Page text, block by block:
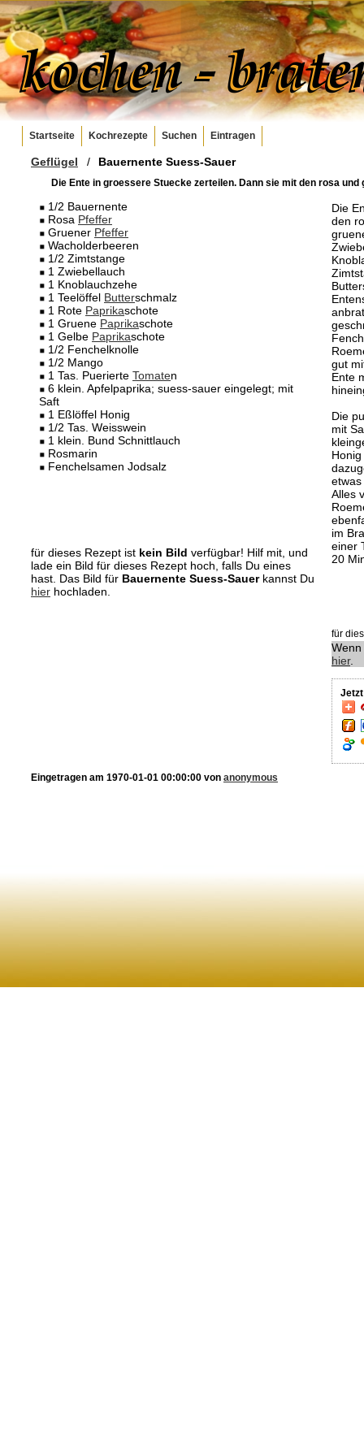
Startseite Kochrezepte Suchen Eintragen
Geflügel / Bauernente Suess-Sauer
Die Ente in groessere Stuecke zerteilen. Dann sie mit den rosa
1/2 Bauernente
Rosa Pfeffer
Gruener Pfeffer
Wacholderbeeren
1/2 Zimtstange
1 Zwiebellauch
1 Knoblauchzehe
1 Teelöffel Butterschmalz
1 Rote Paprikaschote
1 Gruene Paprikaschote
1 Gelbe Paprikaschote
1/2 Fenchelknolle
1/2 Mango
1 Tas. Puerierte Tomaten
6 klein. Apfelpaprika; suess-sauer eingelegt; mit
Saft
1 Eßlöffel Honig
1/2 Tas. Weisswein
1 klein. Bund Schnittlauch
Rosmarin
Fenchelsamen Jodsalz
für dieses Rezept ist kein Bild verfügbar! Hilf mit, und
lade ein Bild für dieses Rezept hoch, falls Du eines
hast. Das Bild für Bauernente Suess-Sauerkannst Du
hier hochladen.
Die
den
gut
Ente
Die
mit
Alles
im
einer
20
für
hier.
Eingetragen am 1970-01-01 00:00:00 von anonymous